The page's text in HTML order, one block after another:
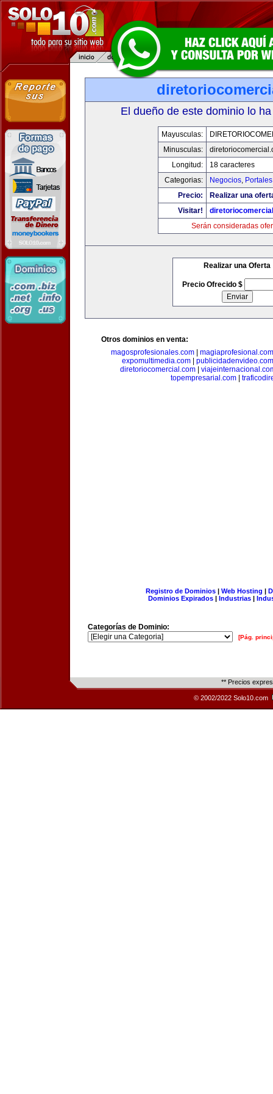
El dueño de este dominio lo
Mayusculas:
Minusculas:
Longitud:
18 caracteres
Categorias:
Negocios, Portales
Precio:
Realizar una
Visitar!
Serán consideradas
Realizar una Oferta
Precio Ofrecido $
Otros dominios en venta:
magosprofesionales.com
magiaprofesional.com
expomultimedia.com
publicidadenvideo.com
diretoriocomercial.com
topempresarial.com|
Registro de Dominios| Web Hosting |
Dominios Expirados | Industrias |
Categorías de Dominio:
[Pág.
** Precios
© 2002/2022 Solo10.com